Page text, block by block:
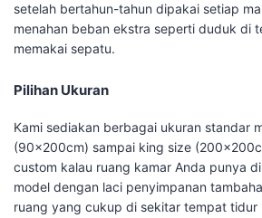
setelah bertahun-tahun dipakai setiap
menahan beban ekstra seperti duduk di
memakai sepatu.
Pilihan Ukuran
Kami sediakan berbagai ukuran standar
(90x200cm) sampai king size
custom kalau ruang kamar Anda punya
model dengan laci penyimpanan
ruang yang cukup di sekitar tempat tidur